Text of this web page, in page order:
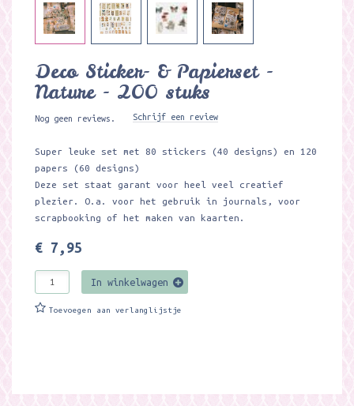
Deco Sticker- & Papierset -
Nature - 200 stuks
Nog geen reviews. Schrijf een review
Super leuke set met 80 stickers (40 designs) en 120
papers (60 designs)
Deze set staat garant voor heel veel creatief
plezier. O.a. voor het gebruik in journals, voor
scrapbooking of het maken van kaarten.
€ 7,95
In winkelwagen
Toevoegen aan verlanglijstje